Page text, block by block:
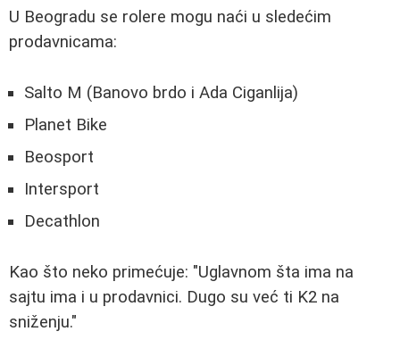
U Beogradu se rolere mogu naći u sledećim
prodavnicama:
Salto M (Banovo brdo i Ada Ciganlija)
Planet Bike
Beosport
Intersport
Decathlon
Kao što neko primećuje: "Uglavnom šta ima na
sajtu ima i u prodavnici. Dugo su već ti K2 na
sniženju."